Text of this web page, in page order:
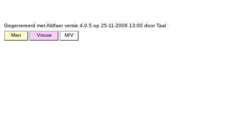
Gegenereerd met Aldfaer versie 4.0.5 op 25-11-2008 13:00 door Taal
Man
Vrouw M/V